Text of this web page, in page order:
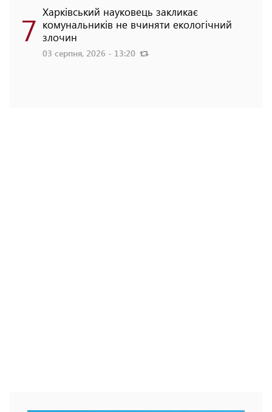
7 Харківський науковець закликає
комунальників не вчиняти екологічний
злочин
03 серпня, 2026 - 13:20